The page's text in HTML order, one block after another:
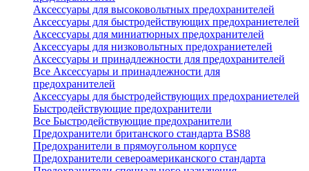
Аксессуары для высоковольтных предохранителей
Аксессуары для быстродействующих предохраниетелей
Аксессуары для миниатюрных предохранителей
Аксессуары для низковольтных предохраниетелей
Аксессуары и принадлежности для предохранителей
Все Аксессуары и принадлежности для
предохранителей
Аксессуары для быстродействующих предохраниетелей
Быстродействующие предохранители
Все Быстродействующие предохранители
Предохранители британского стандарта BS88
Предохранители в прямоугольном корпусе
Предохранители североамериканского стандарта